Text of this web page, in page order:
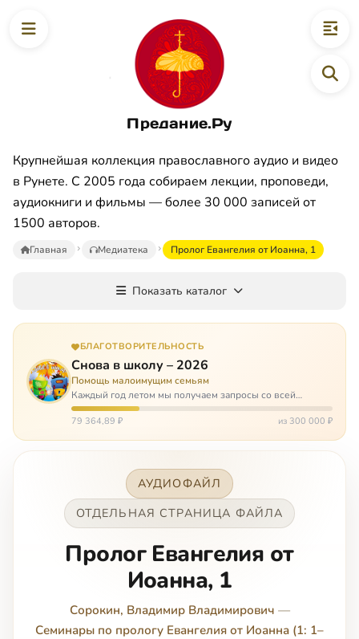
Предание.Ру
Крупнейшая коллекция православного аудио и видео
в Рунете. С 2005 года собираем лекции, проповеди,
аудиокниги и фильмы — более 30 000 записей от
1500 авторов.
Главная Медиатека Пролог Евангелия от Иоанна, 1
Показать каталог
БЛАГОТВОРИТЕЛЬНОСТЬ
Снова в школу – 2026
Помощь малоимущим семьям
Каждый год летом мы получаем запросы со всей
России: помогите собраться в школу. Семьи с больными
детьми или родителями, семьи без пап или мам,
79 364,89 ₽ из 300 000 ₽
АУДИОФАЙЛ
ОТДЕЛЬНАЯ СТРАНИЦА ФАЙЛА
Пролог Евангелия от
Иоанна, 1
Сорокин, Владимир Владимирович —
Семинары по прологу Евангелия от Иоанна (1: 1–